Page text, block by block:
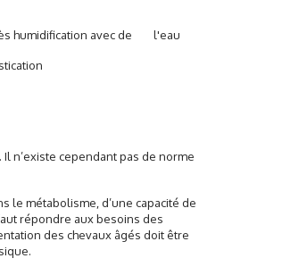
humidification avec de l'eau
n’existe cependant pas de norme
le métabolisme, d’une capacité de
répondre aux besoins des
des chevaux âgés doit être